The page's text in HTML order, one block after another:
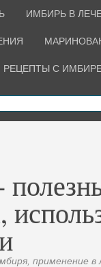
ИМБИРЬ В
РЕЦЕПТЫ С
применение в